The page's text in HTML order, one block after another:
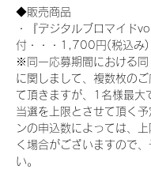
◆販売商品
・『デジタルブロマイド
付・・・1,700円(税込み)
※同一応募期間における同
に関しまして、複数枚の
て頂きますが、1名様最
当選を上限とさせて頂く
ンの申込数によっては、
く場合がございますので
い。